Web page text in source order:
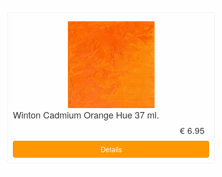
Winton Cadmium Orange Hue 37 ml.
€ 6.95
Details